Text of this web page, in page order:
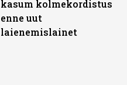
kasum kolmekordistus
enne uut
laienemislainet